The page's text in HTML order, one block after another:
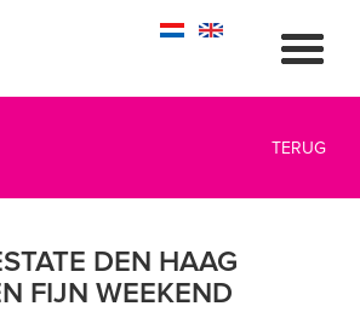
TERUG
DEN HAAG
FIJN WEEKEND